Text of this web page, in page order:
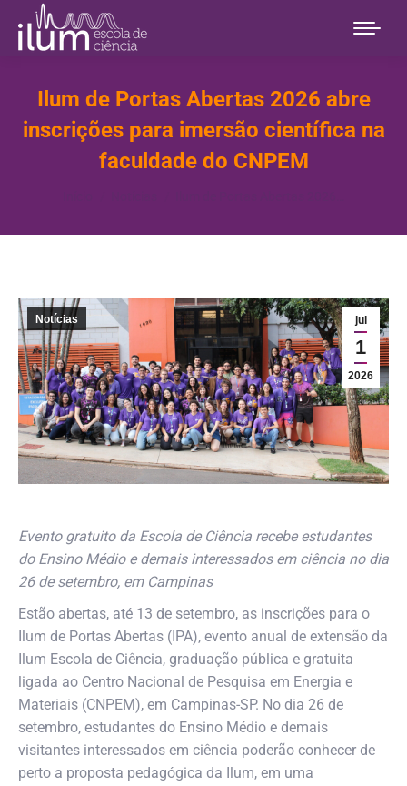
Ilum de Portas Abertas 2026 abre
inscrições para imersão científica na
faculdade do CNPEM
jul
1
2026
Notícias
Evento gratuito da Escola de Ciência recebe estudantes
do Ensino Médio e demais interessados em ciência no dia
26 de setembro, em Campinas
Estão abertas, até 13 de setembro, as inscrições para o
Ilum de Portas Abertas (IPA), evento anual de extensão da
Ilum Escola de Ciência, graduação pública e gratuita
ligada ao Centro Nacional de Pesquisa em Energia e
Materiais (CNPEM), em Campinas-SP. No dia 26 de
setembro, estudantes do Ensino Médio e demais
visitantes interessados em ciência poderão conhecer de
perto a proposta pedagógica da Ilum, em uma